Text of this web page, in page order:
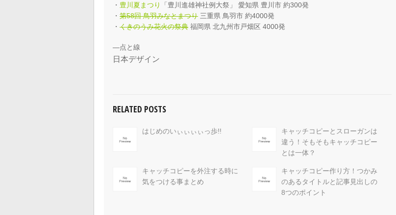
・ 豊川夏まつり
「豊川進雄神社例大祭」 愛知県 豊川市 約300発
・第58回 鳥羽みなとまつり三重県 鳥羽市 約4000発
・くきのうみ花火の祭典福岡県 北九州市戸畑区 4000発
—点と線
日本デザイン
RELATED POSTS
はじめのいぃぃぃぃっ歩!!
キャッチコピーとスローガンは
違う！そもそもキャッチコピー
とは一体？
キャッチコピーを外注する時に
気をつける事まとめ
キャッチコピー作り方！つかみ
のあるタイトルと記事見出しの
8つのポイント